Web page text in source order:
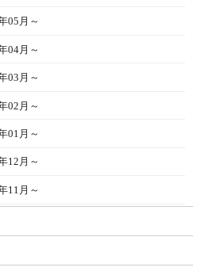
05月～
04月～
03月～
02月～
01月～
12月～
11月～